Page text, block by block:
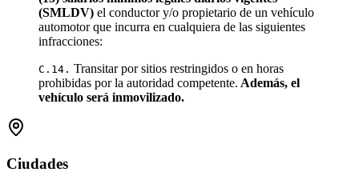
(SMLDV) el conductor y/o propietario de un vehículo
automotor que incurra en cualquiera de las siguientes
infracciones:
C.14. Transitar por sitios restringidos o en horas
prohibidas por la autoridad competente. Además, el
vehículo será inmovilizado.
Ciudades